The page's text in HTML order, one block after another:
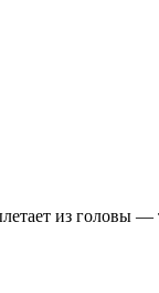
из головы